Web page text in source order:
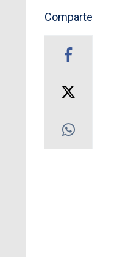
Comparte